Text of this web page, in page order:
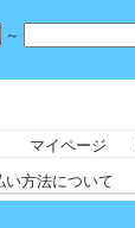
～
マイページ
い方法について